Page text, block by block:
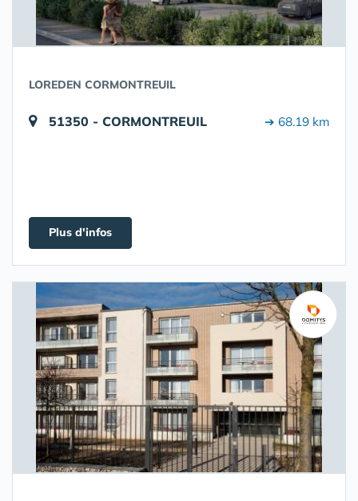
LOREDEN CORMONTREUIL
51350 - CORMONTREUIL ➔ 68.19 km
Plus d'infos